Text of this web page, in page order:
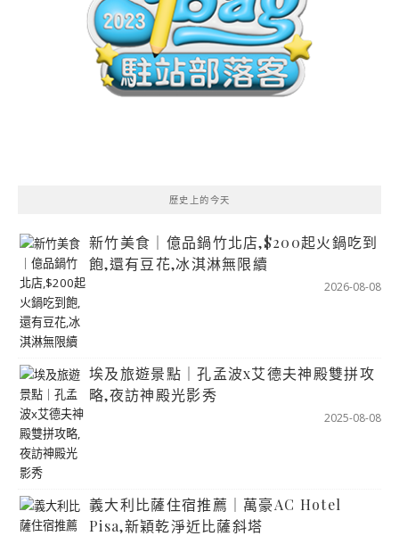
歷史上的今天
新竹美食｜億品鍋竹北店,$200起火鍋吃到
飽,還有豆花,冰淇淋無限續
2026-08-08
埃及旅遊景點｜孔孟波x艾德夫神殿雙拼攻
略,夜訪神殿光影秀
2025-08-08
義大利比薩住宿推薦｜萬豪AC Hotel
Pisa,新穎乾淨近比薩斜塔